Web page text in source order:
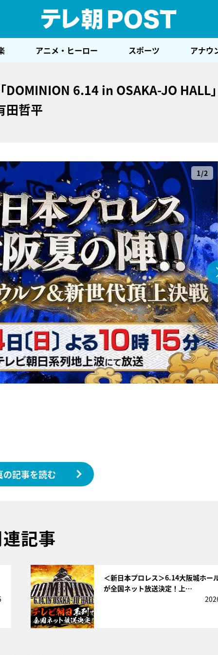
アニメ・ヒーロー スポーツ アナウ
DOMINION 6.14 in OSAKA-JO HALL
田哲平
1/2
の記事を読む
記事
＜新日本プロレス＞6.14大阪城ホー
が全国ネット放送決定！上…
『アイ＝ラブ！げーみん
E齋藤樹愛羅＆佐々木舞
ビュー